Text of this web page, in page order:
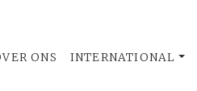
ONS INTERNATIONAL